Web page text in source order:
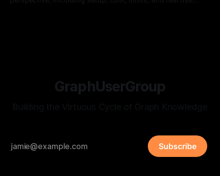
GraphUserGroup
Subscribe